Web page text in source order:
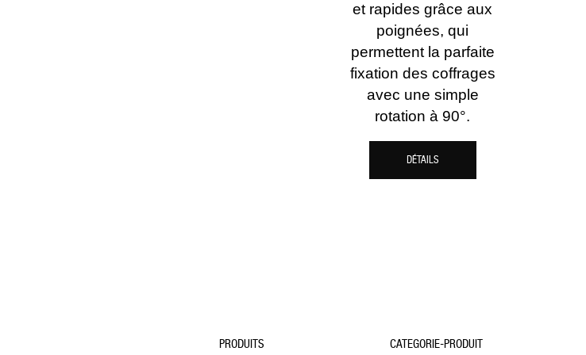
et rapides grâce aux
poignées, qui
permettent la parfaite
fixation des coffrages
avec une simple
rotation à 90°.
DÉTAILS
PRODUITS CATEGORIE-PRODUIT